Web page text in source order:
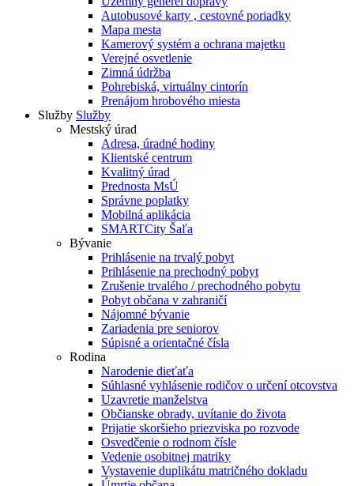
Autobusové karty , cestovné poriadky
Mapa mesta
Kamerový systém a ochrana majetku
Verejné osvetlenie
Zimná údržba
Pohrebiská, virtuálny cintorín
Prenájom hrobového miesta
Služby Služby
Mestský úrad
Adresa, úradné hodiny
Klientské centrum
Kvalitný úrad
Prednosta MsÚ
Správne poplatky
Mobilná aplikácia
SMARTCity Šaľa
Bývanie
Prihlásenie na trvalý pobyt
Prihlásenie na prechodný pobyt
Zrušenie trvalého / prechodného pobytu
Pobyt občana v zahraničí
Nájomné bývanie
Zariadenia pre seniorov
Súpisné a orientačné čísla
Rodina
Narodenie dieťaťa
Súhlasné vyhlásenie rodičov o určení otcovstva
Uzavretie manželstva
Občianske obrady, uvítanie do života
Prijatie skoršieho priezviska po rozvode
Osvedčenie o rodnom čísle
Vedenie osobitnej matriky
Vystavenie duplikátu matričného dokladu